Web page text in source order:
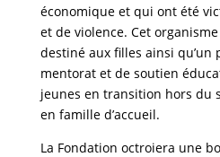
économique et qui ont été
et de violence. Cet
destiné aux filles ainsi qu’un
mentorat et de soutien
jeunes en transition hors du
en famille d’accueil.
La Fondation octroiera une